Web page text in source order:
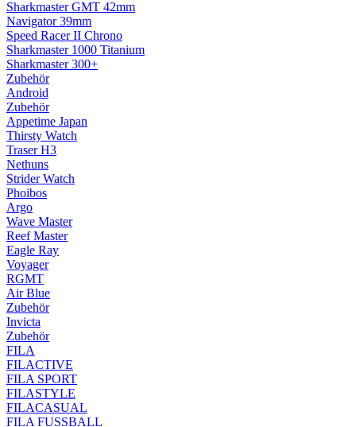
Sharkmaster GMT 42mm
Navigator 39mm
Speed Racer II Chrono
Sharkmaster 1000 Titanium
Sharkmaster 300+
Zubehör
Android
Zubehör
Appetime Japan
Thirsty Watch
Traser H3
Nethuns
Strider Watch
Phoibos
Argo
Wave Master
Reef Master
Eagle Ray
Voyager
RGMT
Air Blue
Zubehör
Invicta
Zubehör
FILA
FILACTIVE
FILA SPORT
FILASTYLE
FILACASUAL
FILA FUSSBALL